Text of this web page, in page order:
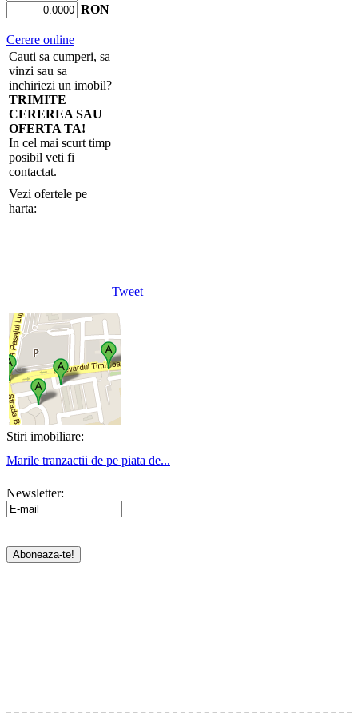
Tweet
RON
Cerere online
Cauti sa cumperi, sa
vinzi sau sa
inchiriezi un imobil?
TRIMITE
CEREREA SAU
OFERTA TA!
In cel mai scurt timp
posibil veti fi
contactat.
Vezi ofertele pe
harta:
Stiri imobiliare:
Marile tranzactii de pe piata de...
Newsletter: